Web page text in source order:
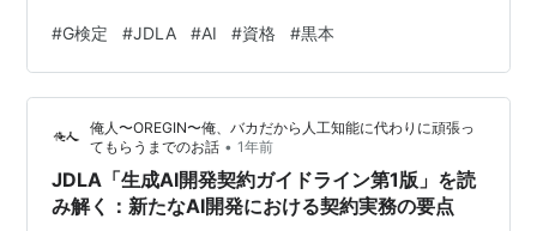
想は、「なんかモヤモヤする」。 そして、「作戦、完全
にミスったかも…」という後悔でした。 今日は、これか
ら受験する皆さんが同じ轍を踏まないよう、私の「反
省」と「邪推」を赤裸々に語ります。 戦略ミス①：「黒
本」は辞書にはならなかった 今回、私が試験対策の相棒
に選んだのは、い…
#G検定 #JDLA #AI #資格 #黒本
俺人〜OREGIN〜俺、バカだから人工知能に代わりに頑張っ
てもらうまでのお話 • 1年前
JDLA「生成AI開発契約ガイドライン第1版」を読
み解く：新たなAI開発における契約実務の要点